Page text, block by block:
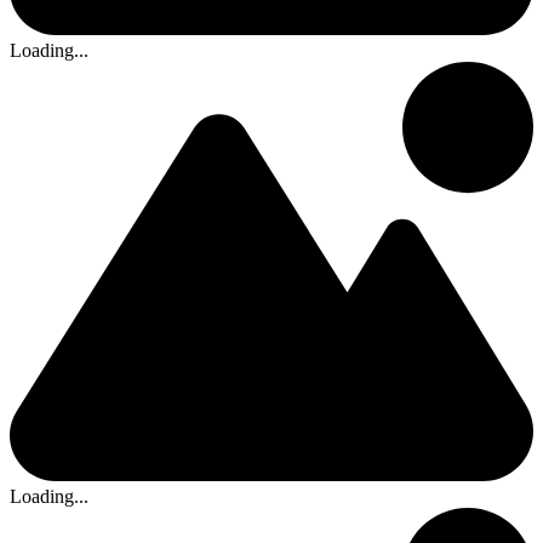
Loading...
Loading...